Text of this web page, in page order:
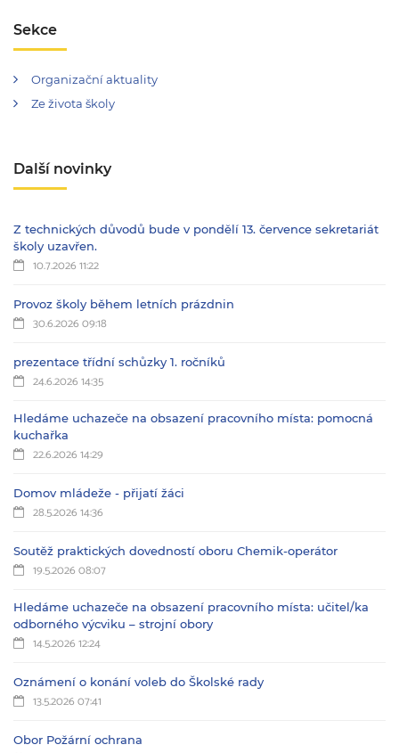
Sekce
Organizační aktuality
Ze života školy
Další novinky
Z technických důvodů bude v pondělí 13. července sekretariát
školy uzavřen.
10.7.2026 11:22
Provoz školy během letních prázdnin
30.6.2026 09:18
prezentace třídní schůzky 1. ročníků
24.6.2026 14:35
Hledáme uchazeče na obsazení pracovního místa: pomocná
kuchařka
22.6.2026 14:29
Domov mládeže - přijatí žáci
28.5.2026 14:36
Soutěž praktických dovedností oboru Chemik-operátor
19.5.2026 08:07
Hledáme uchazeče na obsazení pracovního místa: učitel/ka
odborného výcviku – strojní obory
14.5.2026 12:24
Oznámení o konání voleb do Školské rady
13.5.2026 07:41
Obor Požární ochrana